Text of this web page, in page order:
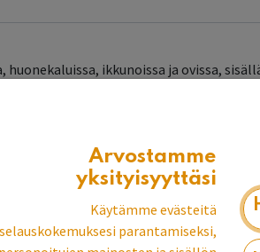
ikkunoissa ja ovissa,
Arvostamme
yksityisyyttäsi
Käytämme evästeitä
selauskokemuksesi parantamiseksi,